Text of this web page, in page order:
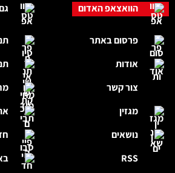
הוואצאפ האדום
פרסום באתר
אודות
צור קשר
מגזין
נושאים
RSS